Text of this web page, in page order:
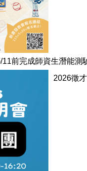
11前完成師資生潛能
2026徵